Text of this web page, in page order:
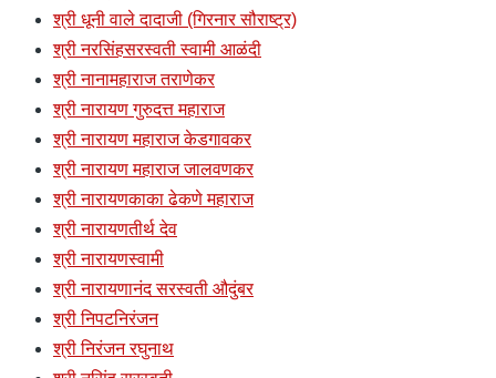
श्री धूनी वाले दादाजी (गिरनार सौराष्ट्र)
श्री नरसिंहसरस्वती स्वामी आळंदी
श्री नानामहाराज तराणेकर
श्री नारायण गुरुदत्त महाराज
श्री नारायण महाराज केडगावकर
श्री नारायण महाराज जालवणकर
श्री नारायणकाका ढेकणे महाराज
श्री नारायणतीर्थ देव
श्री नारायणस्वामी
श्री नारायणानंद सरस्वती औदुंबर
श्री निपटनिरंजन
श्री निरंजन रघुनाथ